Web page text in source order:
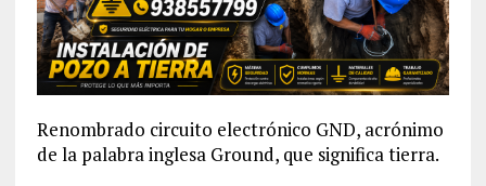
Renombrado circuito electrónico GND, acrónimo
de la palabra inglesa Ground, que significa tierra.